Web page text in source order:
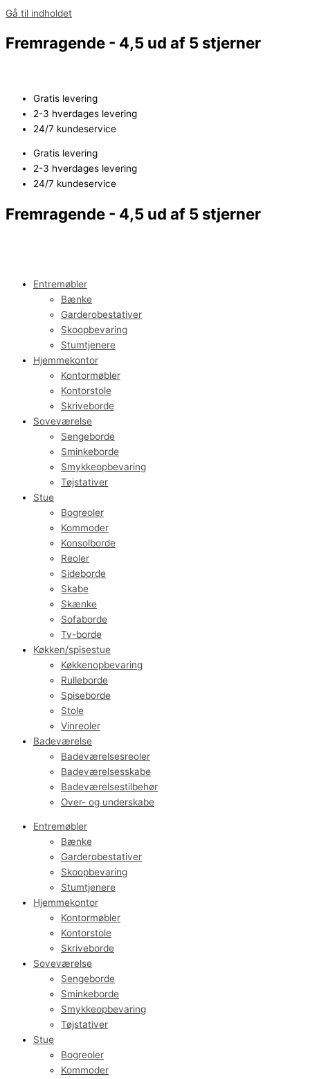
Gå til indholdet
Fremragende - 4,5 ud af 5 stjerner
Gratis levering
2-3 hverdages levering
24/7 kundeservice
Gratis levering
2-3 hverdages levering
24/7 kundeservice
Fremragende - 4,5 ud af 5 stjerner
Entremøbler
Bænke
Garderobestativer
Skoopbevaring
Stumtjenere
Hjemmekontor
Kontormøbler
Kontorstole
Skriveborde
Soveværelse
Sengeborde
Sminkeborde
Smykkeopbevaring
Tøjstativer
Stue
Bogreoler
Kommoder
Konsolborde
Reoler
Sideborde
Skabe
Skænke
Sofaborde
Tv-borde
Køkken/spisestue
Køkkenopbevaring
Rulleborde
Spiseborde
Stole
Vinreoler
Badeværelse
Badeværelsesreoler
Badeværelsesskabe
Badeværelsestilbehør
Over- og underskabe
Entremøbler
Bænke
Garderobestativer
Skoopbevaring
Stumtjenere
Hjemmekontor
Kontormøbler
Kontorstole
Skriveborde
Soveværelse
Sengeborde
Sminkeborde
Smykkeopbevaring
Tøjstativer
Stue
Bogreoler
Kommoder